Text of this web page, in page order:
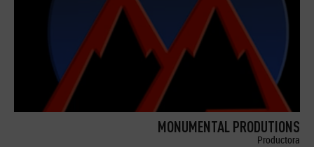
MONUMENTAL PRODUTIONS
Productora